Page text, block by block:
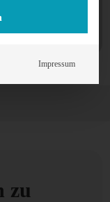
zu
Impressum